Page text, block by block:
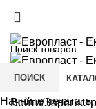
ГЛАВНАЯ
КОНТАКТЫ
Войти/
ПОИСК
Начните